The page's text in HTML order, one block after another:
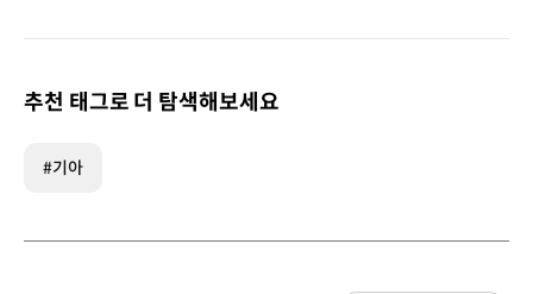
추천 태그로 더 탐색해보세요
#기아